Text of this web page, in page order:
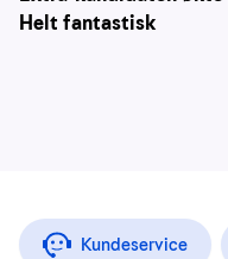
Helt fantastisk
Kundeservice